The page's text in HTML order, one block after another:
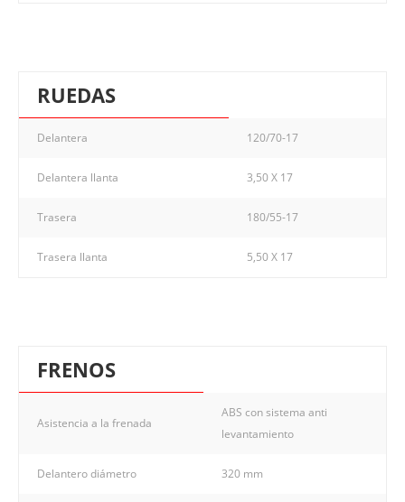
RUEDAS
Delantera 120/70-17
Delantera llanta 3,50 X 17
Trasera 180/55-17
Trasera llanta 5,50 X 17
FRENOS
Asistencia a la frenada
ABS con sistema anti
levantamiento
Delantero diámetro 320 mm